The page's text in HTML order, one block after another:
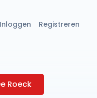
Inloggen Registreren
Roeck